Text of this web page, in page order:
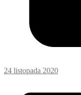
24 listopada 2020